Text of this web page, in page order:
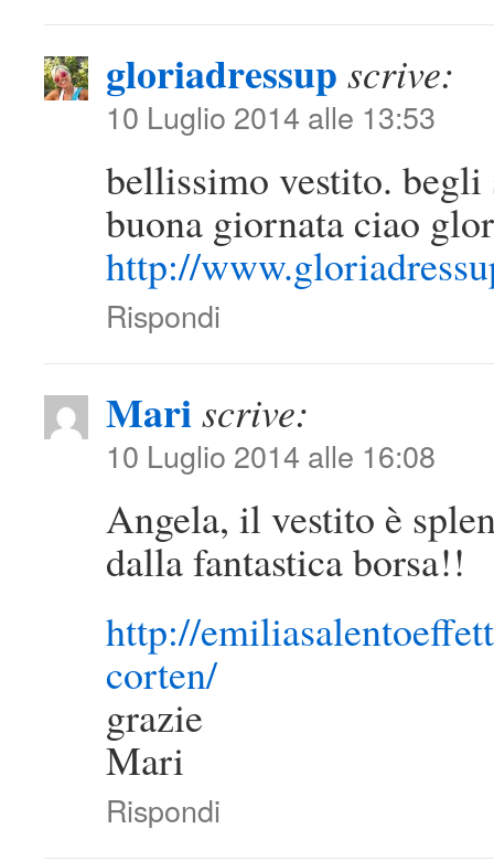
gloriadressup scrive:
10 Luglio 2014 alle 13:53
bellissimo vestito. begli
buona giornata ciao
http://
Rispondi
Mariscrive:
10 Luglio 2014 alle 16:08
Angela, il vestito è
dalla fantastica borsa!!
http://
corten/
grazie
Mari
Rispondi